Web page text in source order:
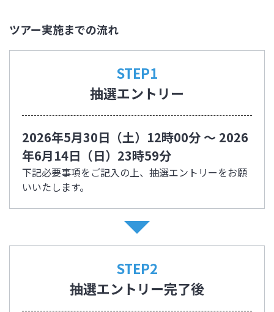
ツアー実施までの流れ
STEP1
抽選エントリー
2026年5月30日（土）12時00分 ～ 2026
年6月14日（日）23時59分
下記必要事項をご記入の上、抽選エントリーをお願
いいたします。
STEP2
抽選エントリー完了後